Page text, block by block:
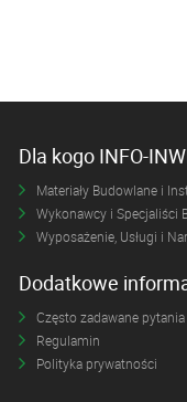
Dla kogo INFO-
Materiały Budowlane i
Wykonawcy i Specjaliści
Wyposażenie, Usługi i
Dodatkowe
Często zadawane pytania
Regulamin
Polityka prywatności